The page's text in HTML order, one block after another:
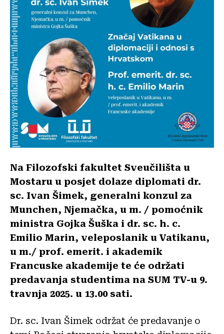
Na Filozofski fakultet Sveučilišta u
Mostaru u posjet dolaze diplomati dr.
sc. Ivan Šimek, generalni konzul za
Munchen, Njemačka, u m. / pomoćnik
ministra Gojka Šuška i dr. sc. h. c.
Emilio Marin, veleposlanik u Vatikanu,
u m./ prof. emerit. i akademik
Francuske akademije te će održati
predavanja studentima na SUM TV-u 9.
travnja 2025. u 13.00 sati.
Dr. sc. Ivan Šimek održat će predavanje o